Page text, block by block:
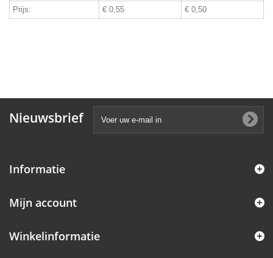
Prijs:
€ 0,55 € 0,50
Nieuwsbrief
Informatie
Mijn account
Winkelinformatie